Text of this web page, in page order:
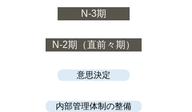
N-3期
N-2期（直前々期）
意思決定
内部管理体制の整備